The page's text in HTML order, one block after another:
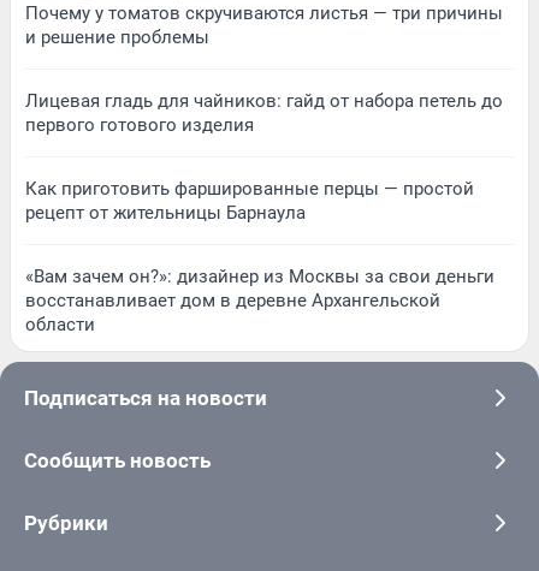
Почему у томатов скручиваются листья — три причины
и решение проблемы
Лицевая гладь для чайников: гайд от набора петель до
первого готового изделия
Как приготовить фаршированные перцы — простой
рецепт от жительницы Барнаула
«Вам зачем он?»: дизайнер из Москвы за свои деньги
восстанавливает дом в деревне Архангельской
области
Подписаться на новости
Сообщить новость
Рубрики